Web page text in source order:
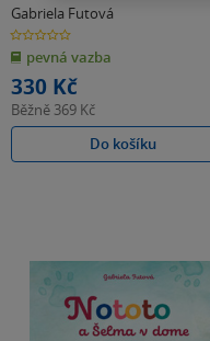
Gabriela Futová
0.0
z
5
hvězdiček
pevná vazba
330 Kč
Běžně 369 Kč
Do košíku